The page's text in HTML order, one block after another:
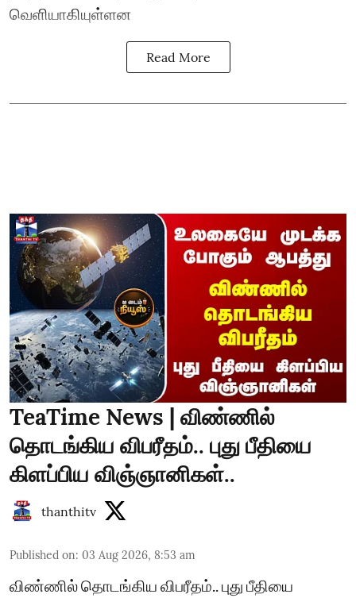
வெளியாகியுள்ளன
Read More
TeaTime News | விண்ணில்
தொடங்கிய விபரீதம்.. புது பீதியை
கிளப்பிய விஞ்ஞானிகள்..
thanthitv
Published on: 03 Aug 2026, 8:53 am
விண்ணில் தொடங்கிய விபரீதம்.. புது பீதியை